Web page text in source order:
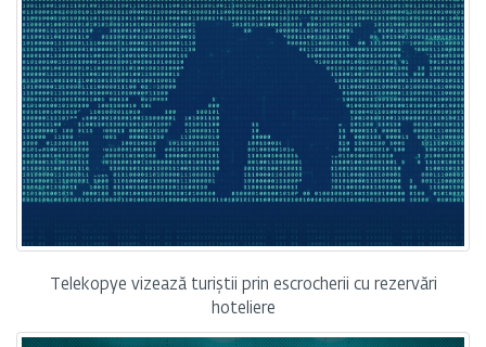
Telekopye vizează turiștii prin escrocherii cu rezervări
hoteliere